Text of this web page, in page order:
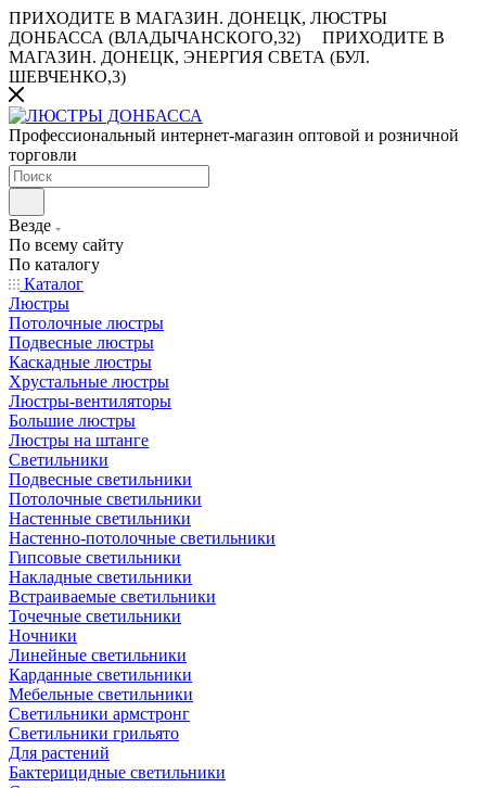
ПРИХОДИТЕ В МАГАЗИН. ДОНЕЦК, ЛЮСТРЫ
ДОНБАССА (ВЛАДЫЧАНСКОГО,32)
ПРИХОДИТЕ В
МАГАЗИН. ДОНЕЦК, ЭНЕРГИЯ СВЕТА (БУЛ.
ШЕВЧЕНКО,3)
Профессиональный интернет-магазин оптовой и розничной
торговли
Везде
По всему сайту
По каталогу
Каталог
Люстры
Потолочные люстры
Подвесные люстры
Каскадные люстры
Хрустальные люстры
Люстры-вентиляторы
Большие люстры
Люстры на штанге
Светильники
Подвесные светильники
Потолочные светильники
Настенные светильники
Настенно-потолочные светильники
Гипсовые светильники
Накладные светильники
Встраиваемые светильники
Точечные светильники
Ночники
Линейные светильники
Карданные светильники
Мебельные светильники
Светильники армстронг
Светильники грильято
Для растений
Бактерицидные светильники